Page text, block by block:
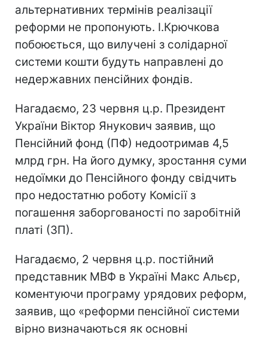
альтернативних термінів реалізації
реформи не пропонують. І.Крючкова
побоюється, що вилучені з солідарної
системи кошти будуть направлені до
недержавних пенсійних фондів.
Нагадаємо, 23 червня ц.р. Президент
України Віктор Янукович заявив, що
Пенсійний фонд (ПФ) недоотримав 4,5
млрд грн. На його думку, зростання суми
недоїмки до Пенсійного фонду свідчить
про недостатню роботу Комісії з
погашення заборгованості по заробітній
платі (ЗП).
Нагадаємо, 2 червня ц.р. постійний
представник МВФ в Україні Макс Альєр,
коментуючи програму урядових реформ,
заявив, що «реформи пенсійної системи
вірно визначаються як основні